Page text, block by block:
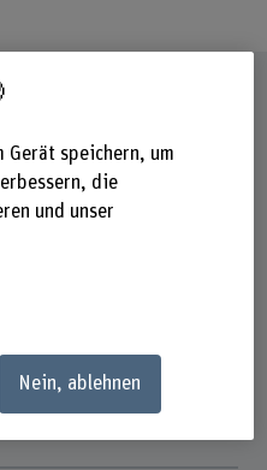
Gerät speichern, um
die
und unser
Nein, ablehnen